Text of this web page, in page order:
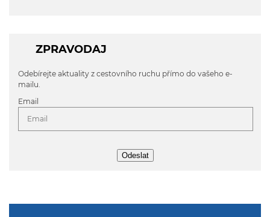
ZPRAVODAJ
Odebírejte aktuality z cestovního ruchu přímo do vašeho e-
mailu.
Email
Odeslat